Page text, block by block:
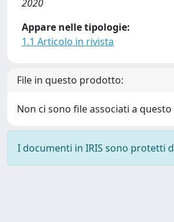
2020
Appare nelle tipologie:
1.1 Articolo in rivista
File in questo prodotto:
Non ci sono file associati a
I documenti in IRIS sono protetti